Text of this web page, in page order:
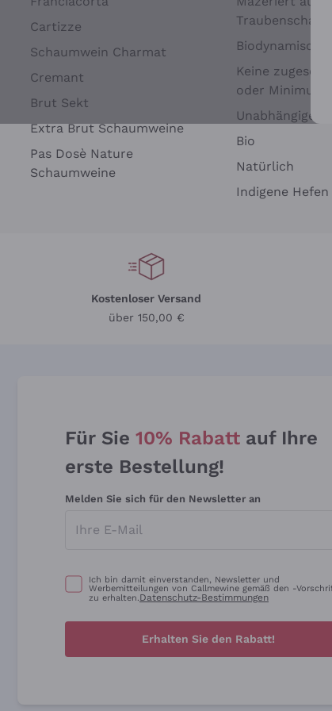
Cartizze
Schaumwein Charmat
Cremant
Brut Sekt
Extra Brut Schaumweine
Pas Dosè Nature
Schaumweine
Traubenschalen
Biodynamisch
Keine
oder Minimum
Unabhängige
Bio
Natürlich
Indigene Hefen
Kostenloser Versand
über 150,00 €
Für Sie 10% Rabatt auf Ihre
erste Bestellung!
Melden Sie sich für den Newsletter an
Ich bin damit einverstanden, Newsletter und
Werbemitteilungen von Callmewine gemäß den -
zu erhalten.Datenschutz-Bestimmungen
Erhalten Sie den Rabatt!